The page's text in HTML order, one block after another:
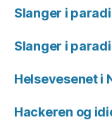
Slanger i
Slanger i
Helsevesenet i
Hackeren og